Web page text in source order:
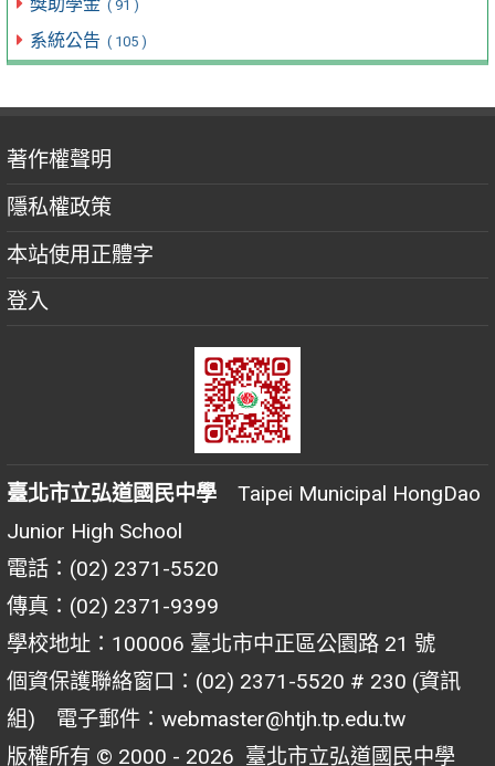
( 91 )
系統公告 ( 105 )
著作權聲明
隱私權政策
本站使用正體字
登入
臺北市立弘道國民中學 Taipei Municipal HongDao
Junior High School
電話：(02) 2371-5520
傳真：(02) 2371-9399
學校地址：100006 臺北市中正區公園路 21 號
個資保護聯絡窗口：(02) 2371-5520 # 230 (資訊
組) 電子郵件：webmaster@htjh.tp.edu.tw
版權所有 © 2000 - 2026 臺北市立弘道國民中學